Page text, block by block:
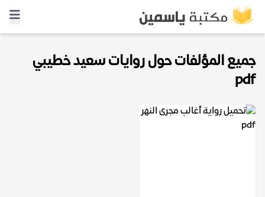
جميع المؤلفات حول روايات سعيد خطيبي
pdf